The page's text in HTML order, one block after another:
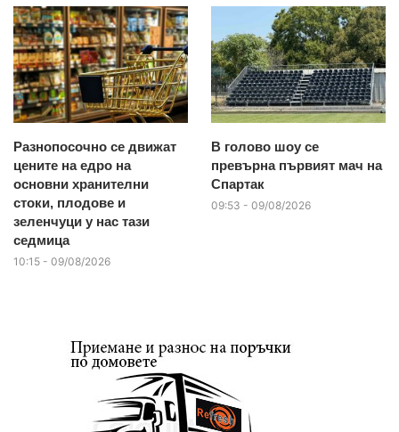
Разнопосочно се движат
цените на едро на
основни хранителни
стоки, плодове и
зеленчуци у нас тази
седмица
10:15 - 09/08/2026
В голово шоу се
превърна първият мач на
Спартак
09:53 - 09/08/2026